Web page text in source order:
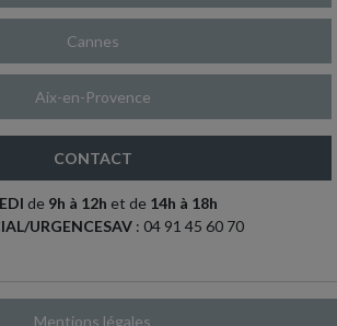
Cannes
Aix-en-Provence
CONTACT
de 9h à 12h et de 14h à 18h
URGENCESAV : 04 91 45 60 70
Mentions légales